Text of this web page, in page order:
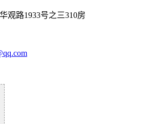
观路1933号之三310房